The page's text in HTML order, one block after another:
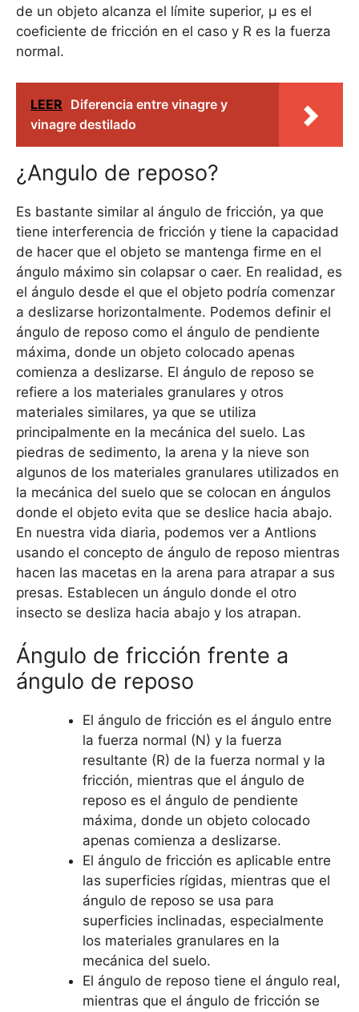
de un objeto alcanza el límite superior, µ es el
coeficiente de fricción en el caso y R es la fuerza
normal.
LEER Diferencia entre vinagre y
vinagre destilado
¿Angulo de reposo?
Es bastante similar al ángulo de fricción, ya que
tiene interferencia de fricción y tiene la capacidad
de hacer que el objeto se mantenga firme en el
ángulo máximo sin colapsar o caer. En realidad, es
el ángulo desde el que el objeto podría comenzar
a deslizarse horizontalmente. Podemos definir el
ángulo de reposo como el ángulo de pendiente
máxima, donde un objeto colocado apenas
comienza a deslizarse. El ángulo de reposo se
refiere a los materiales granulares y otros
materiales similares, ya que se utiliza
principalmente en la mecánica del suelo. Las
piedras de sedimento, la arena y la nieve son
algunos de los materiales granulares utilizados en
la mecánica del suelo que se colocan en ángulos
donde el objeto evita que se deslice hacia abajo.
En nuestra vida diaria, podemos ver a Antlions
usando el concepto de ángulo de reposo mientras
hacen las macetas en la arena para atrapar a sus
presas. Establecen un ángulo donde el otro
insecto se desliza hacia abajo y los atrapan.
Ángulo de fricción frente a
ángulo de reposo
El ángulo de fricción es el ángulo entre
la fuerza normal (N) y la fuerza
resultante (R) de la fuerza normal y la
fricción, mientras que el ángulo de
reposo es el ángulo de pendiente
máxima, donde un objeto colocado
apenas comienza a deslizarse.
El ángulo de fricción es aplicable entre
las superficies rígidas, mientras que el
ángulo de reposo se usa para
superficies inclinadas, especialmente
los materiales granulares en la
mecánica del suelo.
El ángulo de reposo tiene el ángulo real,
mientras que el ángulo de fricción se